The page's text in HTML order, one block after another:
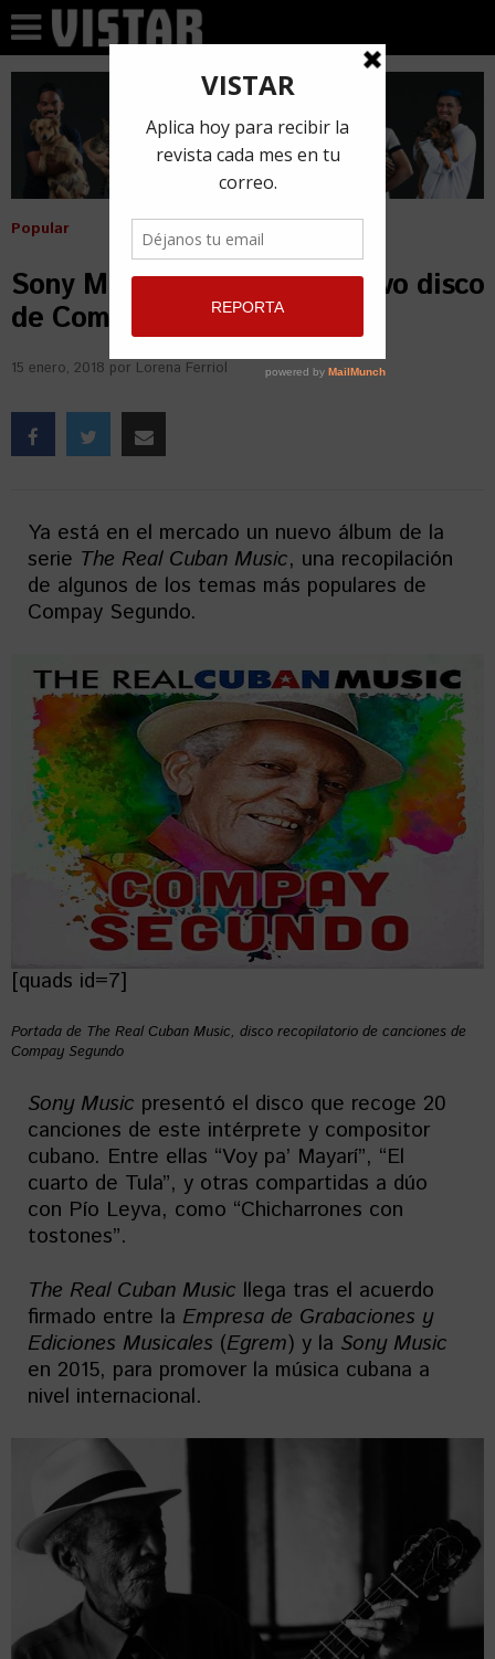
Popular
Sony Music presentó un nuevo disco
de Compay Segundo
15 enero, 2018 por Lorena Ferriol
Ya está en el mercado un nuevo álbum de la
serie The Real Cuban Music, una recopilación
de algunos de los temas más populares de
Compay Segundo.
[quads id=7]
Portada de The Real Cuban Music, disco recopilatorio de canciones de
Compay Segundo
Sony Music presentó el disco que recoge 20
canciones de este intérprete y compositor
cubano. Entre ellas “Voy pa’ Mayarí”, “El
cuarto de Tula”, y otras compartidas a dúo
con Pío Leyva, como “Chicharrones con
tostones”.
The Real Cuban Music llega tras el acuerdo
firmado entre la Empresa de Grabaciones y
Ediciones Musicales (Egrem) y la Sony Music
en 2015, para promover la música cubana a
nivel internacional.